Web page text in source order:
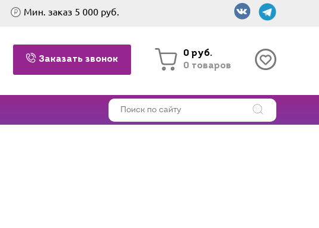
Мин. заказ 5 000 руб.
Заказать звонок
0 руб.
0 товаров